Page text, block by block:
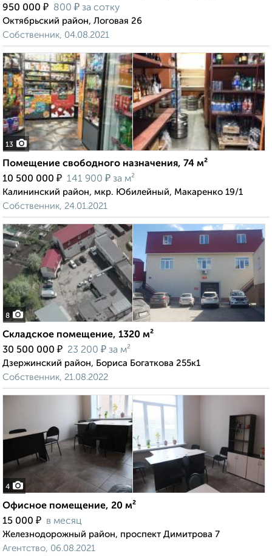
950 000 ₽ 800 ₽ за сотку
Октябрьский район, Логовая 26
Собственник, 04.08.2021
13
Помещение свободного назначения, 74 м²
10 500 000 ₽ 141 900 ₽ за м²
Калининский район, мкр. Юбилейный, Макаренко 19/1
Собственник, 24.01.2021
8
Складское помещение, 1320 м²
30 500 000 ₽ 23 200 ₽ за м²
Дзержинский район, Бориса Богаткова 255к1
Собственник, 21.08.2022
4
Офисное помещение, 20 м²
15 000 ₽ в месяц
Железнодорожный район, проспект Димитрова 7
Агентство, 06.08.2021